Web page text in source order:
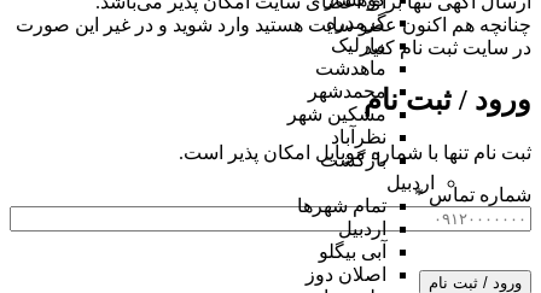
چنانچه هم‌ اکنون عضو سایت هستید وارد شوید و در غیر این صورت
در سایت ثبت نام کنید
ورود / ثبت نام
ثبت نام تنها با شماره موبایل امکان پذیر است.
شماره تماس*
ورود / ثبت نام
گرمدره
مارلیک
ماهدشت
محمدشهر
مشکین شهر
نظرآباد
بازگشت
اردبیل
تمام شهر‌ها
اردبیل
آبی بیگلو
اصلان دوز